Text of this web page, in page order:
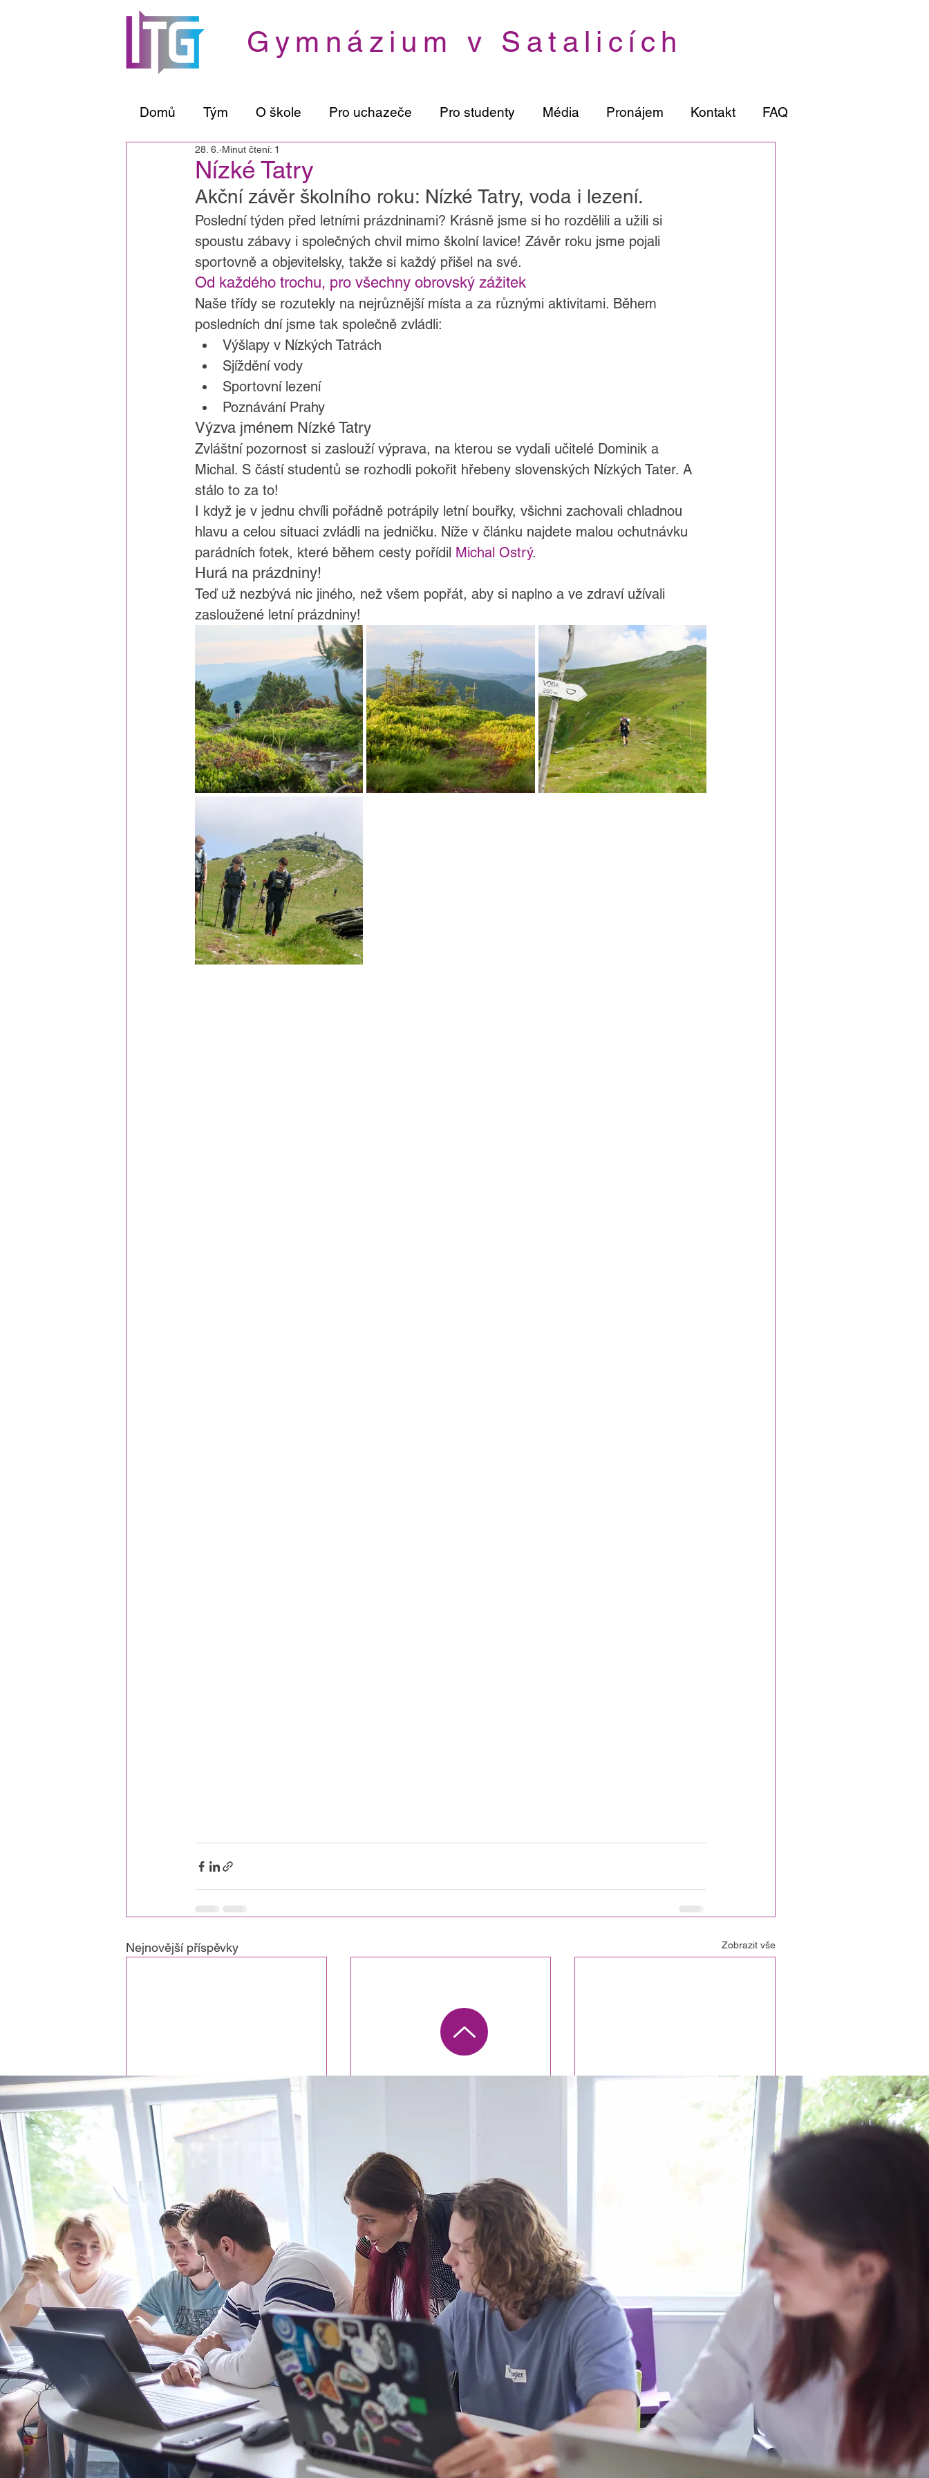
Gymnázium v Satalicích
Domů Tým O škole Pro uchazeče Pro studenty Média Pronájem Kontakt FAQ
Nízké Tatry
28. 6. Minut čtení: 1
Akční závěr školního roku: Nízké Tatry, voda i lezení.
Poslední týden před letními prázdninami? Krásně jsme si ho rozdělili a užili si
spoustu zábavy i společných chvil mimo školní lavice! Závěr roku jsme pojali
sportovně a objevitelsky, takže si každý přišel na své.
Od každého trochu, pro všechny obrovský zážitek
Naše třídy se rozutekly na nejrůznější místa a za různými aktivitami. Během
posledních dní jsme tak společně zvládli:
Výšlapy v Nízkých Tatrách
Sjíždění vody
Sportovní lezení
Poznávání Prahy
Výzva jménem Nízké Tatry
Zvláštní pozornost si zaslouží výprava, na kterou se vydali učitelé Dominik a
Michal. S částí studentů se rozhodli pokořit hřebeny slovenských Nízkých Tater. A
stálo to za to!
I když je v jednu chvíli pořádně potrápily letní bouřky, všichni zachovali chladnou
hlavu a celou situaci zvládli na jedničku. Níže v článku najdete malou ochutnávku
parádních fotek, které během cesty pořídil Michal Ostrý.
Hurá na prázdniny!
Teď už nezbývá nic jiného, než všem popřát, aby si naplno a ve zdraví užívali
zasloužené letní prázdniny!
Nejnovější příspěvky Zobrazit vše
Školní rok 2025/2026 je za
námi 🎒
Maturitní projekt Pangolin Maturitní projekt Diabetes
Komentáře
Napsat komentář...